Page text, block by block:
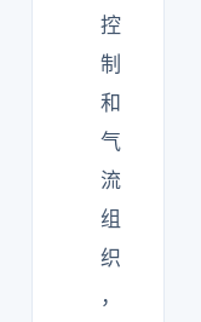
控
制
和
气
流
组
织
，